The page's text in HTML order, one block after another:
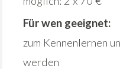
Für wen geeignet:
zum Kennenlernen
werden